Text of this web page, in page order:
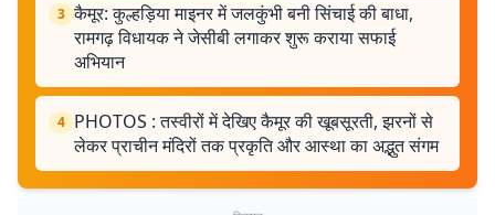
3 कैमूर: कुल्हड़िया माइनर में जलकुंभी बनी सिंचाई की बाधा,
रामगढ़ विधायक ने जेसीबी लगाकर शुरू कराया सफाई
अभियान
4 PHOTOS : तस्वीरों में देखिए कैमूर की खूबसूरती, झरनों से
लेकर प्राचीन मंदिरों तक प्रकृति और आस्था का अद्भुत संगम